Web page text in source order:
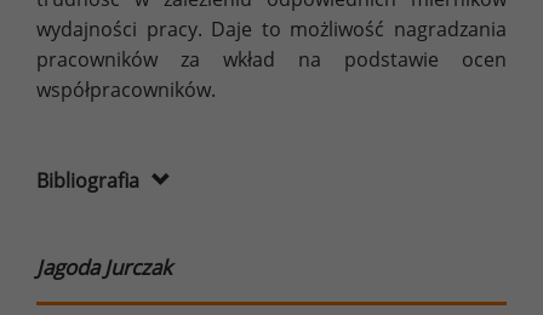
wydajności pracy. Daje to możliwość nagradzania
pracowników za wkład na podstawie ocen
współpracowników.
Bibliografia
Jagoda Jurczak